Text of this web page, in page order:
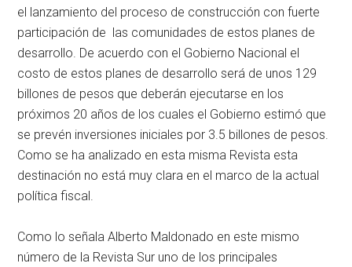
el lanzamiento del proceso de construcción con fuerte
participación de las comunidades de estos planes de
desarrollo. De acuerdo con el Gobierno Nacional el
costo de estos planes de desarrollo será de unos 129
billones de pesos que deberán ejecutarse en los
próximos 20 años de los cuales el Gobierno estimó que
se prevén inversiones iniciales por 3.5 billones de pesos.
Como se ha analizado en esta misma Revista esta
destinación no está muy clara en el marco de la actual
política fiscal.
Como lo señala Alberto Maldonado en este mismo
número de la Revista Sur uno de los principales